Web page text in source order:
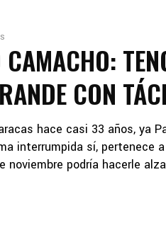
CON
hace casi 33 años, ya
interrumpida sí, pertenece
noviembre podría hacerle